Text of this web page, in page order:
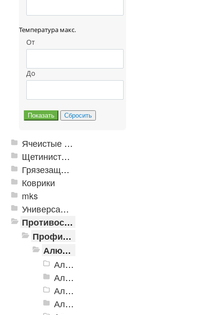
Температура макс.
От
До
Ячеистые грязезащитные покрытия
Щетинистые покрытия
Грязезащитные, влаговпитывающие покрытия
Коврики
mks
Универсальные модульные покрытия
Противоскользящая защита для лестниц, профили, ленты
Профили алюминиевые с резиновой вставкой
Алюминиевая полоса с резиновыми вставками
Алюминиевая Полоса с резиновой вставкой АП-32 Евро, 2500мм
Алюминиевая Полоса с резиновой вставкой АП-40
Алюминиевая Полоса с резиновой вставкой АП-42 Евро, 2500мм
Алюминиевая Полоса с резиновой вставкой АП-46